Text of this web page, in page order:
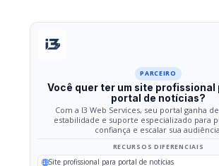
Mais dois trechos são
Carro com cigarros capota em
163 em Toledo
A equipe do Toledo News está no local